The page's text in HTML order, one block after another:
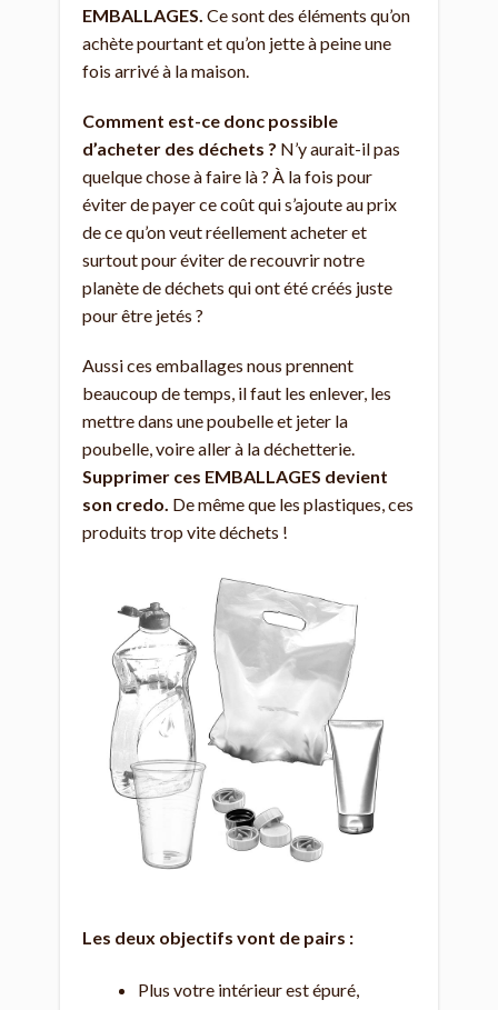
EMBALLAGES. Ce sont des éléments qu’on
achète pourtant et qu’on jette à peine une
fois arrivé à la maison.
Comment est-ce donc possible
d’acheter des déchets ? N’y aurait-il pas
quelque chose à faire là ? À la fois pour
éviter de payer ce coût qui s’ajoute au prix
de ce qu’on veut réellement acheter et
surtout pour éviter de recouvrir notre
planète de déchets qui ont été créés juste
pour être jetés ?
Aussi ces emballages nous prennent
beaucoup de temps, il faut les enlever, les
mettre dans une poubelle et jeter la
poubelle, voire aller à la déchetterie.
Supprimer ces EMBALLAGES devient
son credo. De même que les plastiques, ces
produits trop vite déchets !
Les deux objectifs vont de pairs :
Plus votre intérieur est épuré,